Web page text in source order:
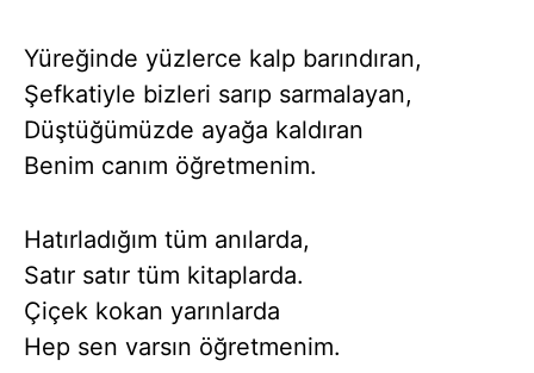
Yüreğinde yüzlerce kalp barındıran,
Şefkatiyle bizleri sarıp sarmalayan,
Düştüğümüzde ayağa kaldıran
Benim canım öğretmenim.
Hatırladığım tüm anılarda,
Satır satır tüm kitaplarda.
Çiçek kokan yarınlarda
Hep sen varsın öğretmenim.